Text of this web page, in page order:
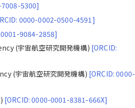
5300]
0000-0002-0500-4591]
9084-2858]
(宇宙航空研究開発機構) [ORCID:
(宇宙航空研究開発機構) [ORCID: 0000-
[ORCID: 0000-0001-8381-666X]